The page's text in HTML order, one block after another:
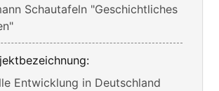
Schautafeln "Geschichtliches
Entwicklung in Deutschland